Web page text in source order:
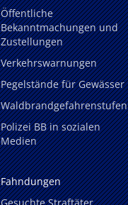
Öffentliche
Bekanntmachungen und
Zustellungen
Verkehrswarnungen
Pegelstände für Gewässer
Waldbrandgefahrenstufen
Polizei BB in sozialen
Medien
Fahndungen